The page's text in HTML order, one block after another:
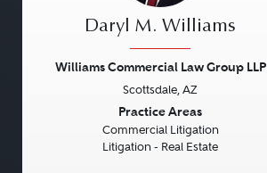
Daryl M. Williams
Williams Commercial Law Group LLP
Scottsdale, AZ
Practice Areas
Commercial Litigation
Litigation - Real Estate